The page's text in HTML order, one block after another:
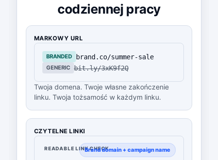
codziennej pracy
MARKOWY URL
BRANDED brand.co/summer-sale
GENERIC bit.ly/3xK9f2Q
Twoja domena. Twoje własne zakończenie
linku. Twoja tożsamość w każdym linku.
CZYTELNE LINKI
READABLE LINK CHECKBrand domain + campaign name